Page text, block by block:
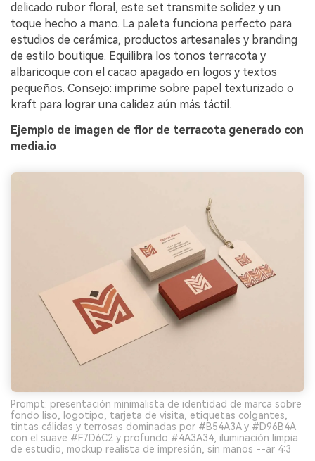
delicado rubor floral, este set transmite solidez y un
toque hecho a mano. La paleta funciona perfecto para
estudios de cerámica, productos artesanales y branding
de estilo boutique. Equilibra los tonos terracota y
albaricoque con el cacao apagado en logos y textos
pequeños. Consejo: imprime sobre papel texturizado o
kraft para lograr una calidez aún más táctil.
Ejemplo de imagen de flor de terracota generado con
media.io
Prompt: presentación minimalista de identidad de marca sobre
fondo liso, logotipo, tarjeta de visita, etiquetas colgantes,
tintas cálidas y terrosas dominadas por #B54A3A y #D96B4A
con el suave #F7D6C2 y profundo #4A3A34, iluminación limpia
de estudio, mockup realista de impresión, sin manos --ar 4:3